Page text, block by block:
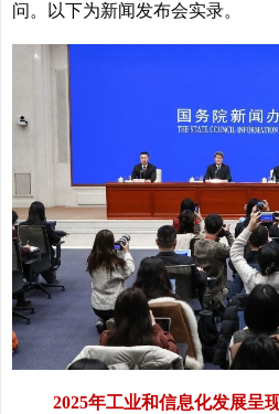
问。以下为新闻发布会实录。
2025年工业和信息化发展呈